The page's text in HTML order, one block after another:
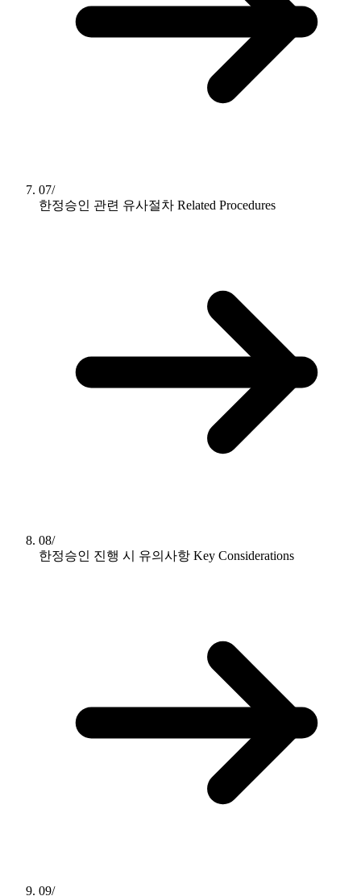
07/
한정승인 관련 유사절차 Related Procedures
08/
한정승인 진행 시 유의사항 Key Considerations
09/